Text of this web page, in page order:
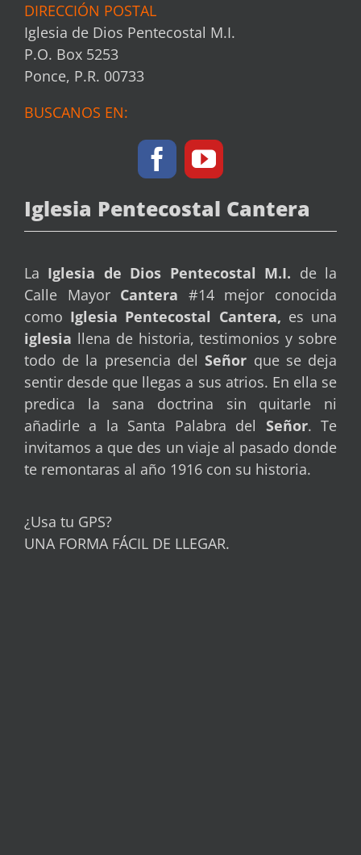
DIRECCIÓN POSTAL
Iglesia de Dios Pentecostal M.I.
P.O. Box 5253
Ponce, P.R. 00733
BUSCANOS EN:
Iglesia Pentecostal Cantera
La Iglesia de Dios Pentecostal M.I. de la
Calle Mayor Cantera #14 mejor conocida
como Iglesia Pentecostal Cantera, es una
iglesia llena de historia, testimonios y sobre
todo de la presencia delSeñor que se deja
sentir desde que llegas a sus atrios. En ella se
predica la sana doctrina sin quitarle ni
añadirle a la Santa Palabra del Señor. Te
invitamos a que des un viaje al pasado donde
te remontaras al año 1916 con su historia.
¿Usa tu GPS?
UNA FORMA FÁCIL DE LLEGAR.